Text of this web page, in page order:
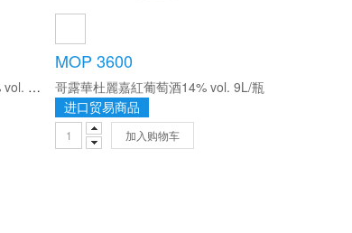
佩穀年份波特利口葡萄酒 20% vol. 750ml/瓶
MOP 3600
哥露華杜麗嘉紅葡萄酒14% vol. 9L/瓶
进口贸易商品
加入购物车